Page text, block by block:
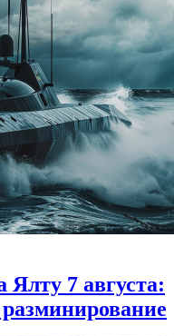
7 августа: